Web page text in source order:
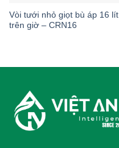
Vòi tưới nhỏ giọt bù áp 16 lít
trên giờ – CRN16